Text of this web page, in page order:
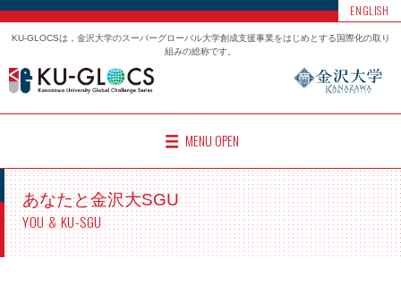
ENGLISH
KU-GLOCSは，金沢大学のスーパーグローバル大学創成支援事業をはじめとする国際化の取り
組みの総称です。
MENU OPEN
あなたと金沢大SGU
YOU & KU-SGU